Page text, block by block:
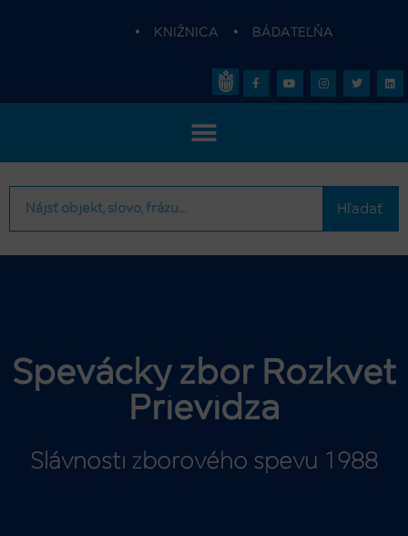
• KNIŽNICA • BÁDATEĽŇA
Hľadať
Spevácky zbor Rozkvet
Prievidza
Slávnosti zborového spevu 1988